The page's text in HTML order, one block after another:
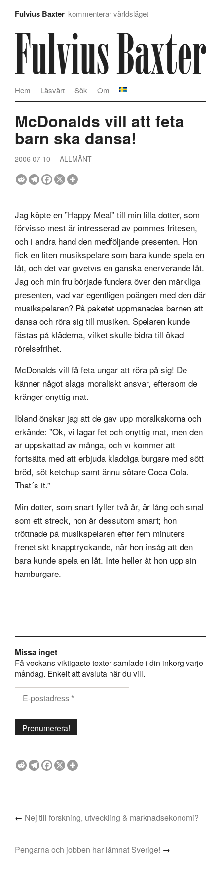
Fulvius Baxter kommenterar världsläget
Om
Sök
Läsvärt
Hem
McDonalds vill att feta
barn ska dansa!
2006 07 10 ALLMÄNT
Jag köpte en ”Happy Meal” till min lilla dotter, som
förvisso mest är intresserad av pommes fritesen,
och i andra hand den medföljande presenten. Hon
fick en liten musikspelare som bara kunde spela en
låt, och det var givetvis en ganska enerverande låt.
Jag och min fru började fundera över den märkliga
presenten, vad var egentligen poängen med den där
musikspelaren? På paketet uppmanades barnen att
dansa och röra sig till musiken. Spelaren kunde
fästas på kläderna, vilket skulle bidra till ökad
rörelsefrihet.
McDonalds vill få feta ungar att röra på sig! De
känner något slags moraliskt ansvar, eftersom de
kränger onyttig mat.
Ibland önskar jag att de gav upp moralkakorna och
erkände: ”Ok, vi lagar fet och onyttig mat, men den
är uppskattad av många, och vi kommer att
fortsätta med att erbjuda kladdiga burgare med sött
bröd, söt ketchup samt ännu sötare Coca Cola.
That´s it.”
Min dotter, som snart fyller två år, är lång och smal
som ett streck, hon är dessutom smart; hon
tröttnade på musikspelaren efter fem minuters
frenetiskt knapptryckande, när hon insåg att den
bara kunde spela en låt. Inte heller åt hon upp sin
hamburgare.
Missa inget
Få veckans viktigaste texter samlade i din inkorg varje
måndag. Enkelt att avsluta när du vill.
← Nej till forskning, utveckling & marknadsekonomi?
Pengarna och jobben har lämnat Sverige! →